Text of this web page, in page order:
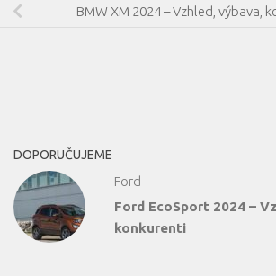
BMW XM 2024 – Vzhled, výbava,
DOPORUČUJEME
Ford
Ford EcoSport 2024 –
konkurenti